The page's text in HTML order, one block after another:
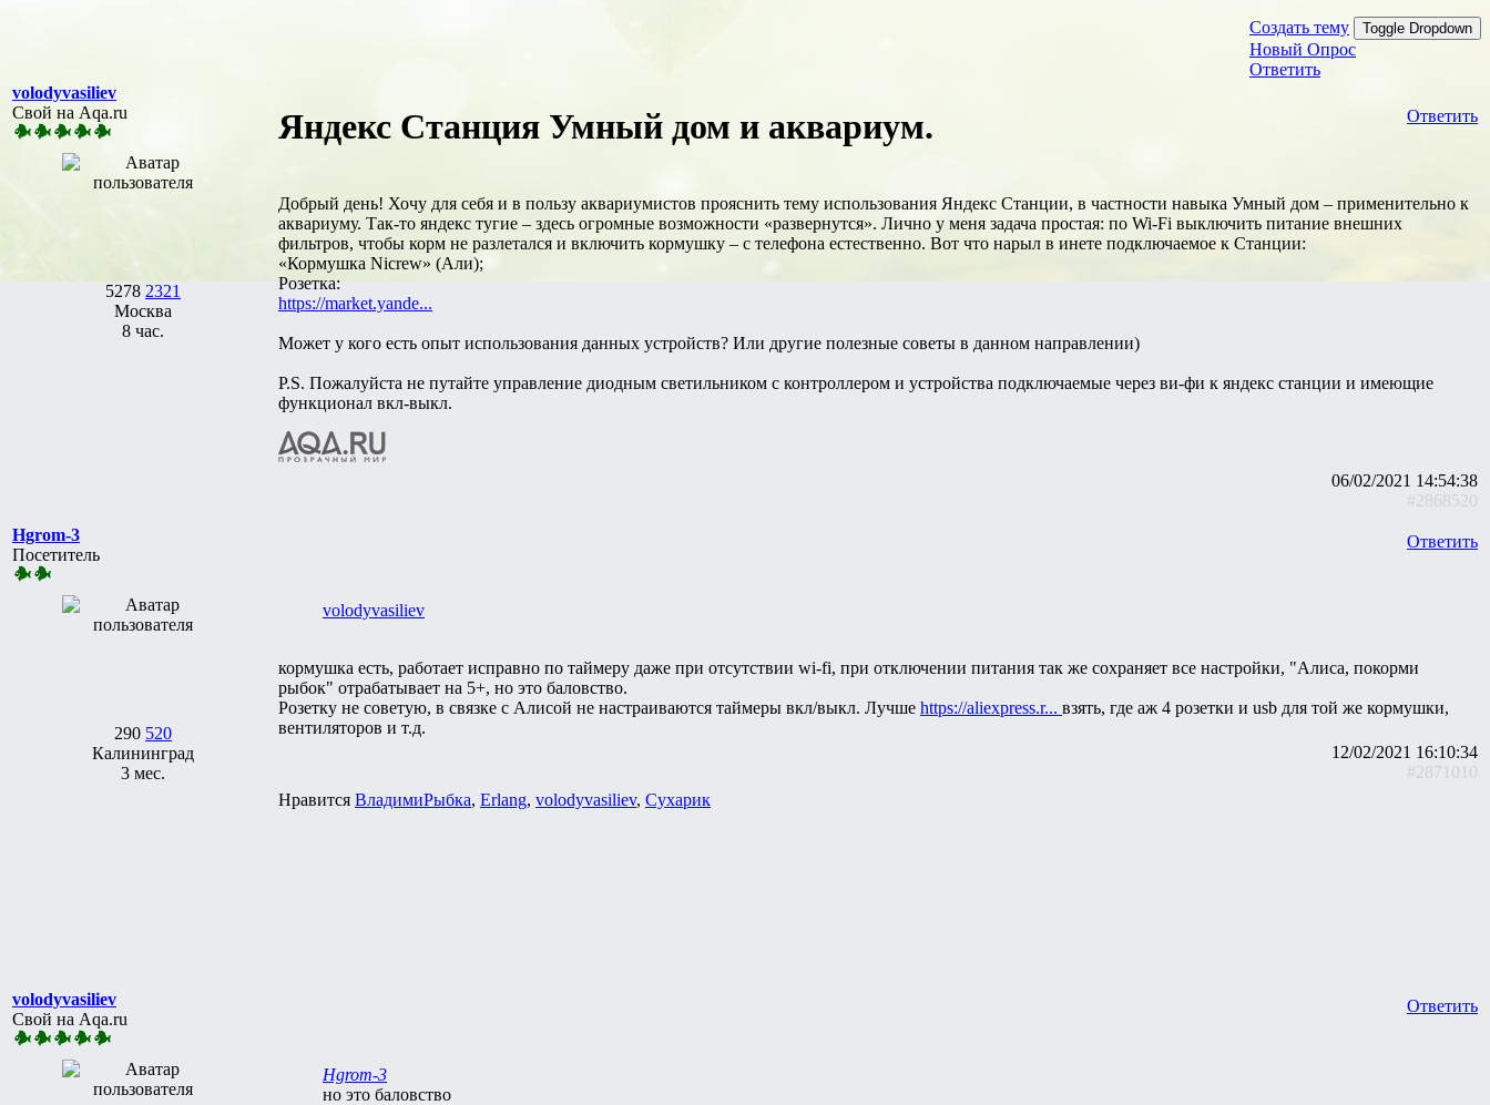
Создать тему Toggle Dropdown
Новый Опрос
Ответить
volodyvasiliev
Свой на Aqa.ru
5278 2321
Москва
8 час.
Ответить
Яндекс Станция Умный дом и аквариум.
Добрый день! Хочу для себя и в пользу аквариумистов прояснить тему использования Яндекс Станции, в частности навыка Умный дом – применительно к
аквариуму. Так-то яндекс тугие – здесь огромные возможности «развернутся». Лично у меня задача простая: по Wi-Fi выключить питание внешних
фильтров, чтобы корм не разлетался и включить кормушку – с телефона естественно. Вот что нарыл в инете подключаемое к Станции:
«Кормушка Nicrew» (Али);
Розетка:
https://market.yande...
Может у кого есть опыт использования данных устройств? Или другие полезные советы в данном направлении)
P.S. Пожалуйста не путайте управление диодным светильником с контроллером и устройства подключаемые через ви-фи к яндекс станции и имеющие
функционал вкл-выкл.
06/02/2021 14:54:38
#2868520
Hgrom-3
Посетитель
290 520
Калининград
3 мес.
Ответить
volodyvasiliev
кормушка есть, работает исправно по таймеру даже при отсутствии wi-fi, при отключении питания так же сохраняет все настройки, "Алиса, покорми
рыбок" отрабатывает на 5+, но это баловство.
Розетку не советую, в связке с Алисой не настраиваются таймеры вкл/выкл. Лучше https://aliexpress.r... взять, где аж 4 розетки и usb для той же кормушки,
вентиляторов и т.д.
12/02/2021 16:10:34
#2871010
Нравится ВладимиРыбка, Erlang, volodyvasiliev, Сухарик
volodyvasiliev
Свой на Aqa.ru
Ответить
Hgrom-3
но это баловство